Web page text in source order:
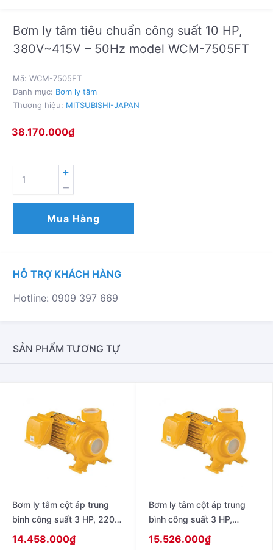
Bơm ly tâm tiêu chuẩn công suất 10 HP,
380V~415V – 50Hz model WCM-7505FT
38.170.000₫
HP,
WCM-
Mua Hàng
Mã: WCM-7505FT
Danh mục: Bơm ly tâm
Thương hiệu: MITSUBISHI-JAPAN
HỖ TRỢ KHÁCH HÀNG
Hotline: 0909 397 669
SẢN PHẨM TƯƠNG TỰ
Bơm ly tâm cột áp trung
bình công suất 3 HP, 220V
– 50Hz model WCM-2205S
14.458.000₫
Bơm ly tâm cột áp trung
bình công suất 3 HP,
220V/380V – 50Hz model
15.526.000₫